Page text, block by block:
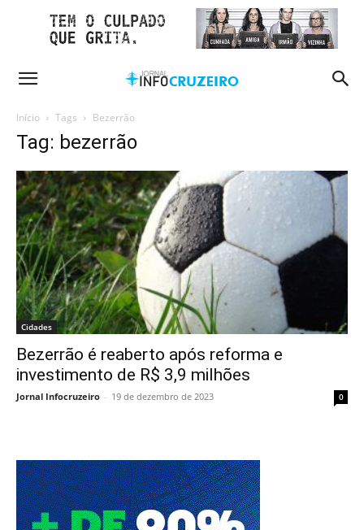
Início Tags Bezerrão
Tag: bezerrão
Cidades
Bezerrão é reaberto após reforma e
investimento de R$ 3,9 milhões
Jornal Infocruzeiro - 19 de dezembro de 2023 0